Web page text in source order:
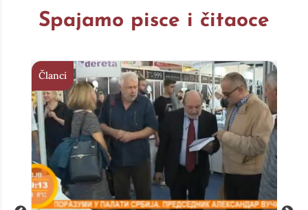
Spajamo pisce i čitaoce
Članci